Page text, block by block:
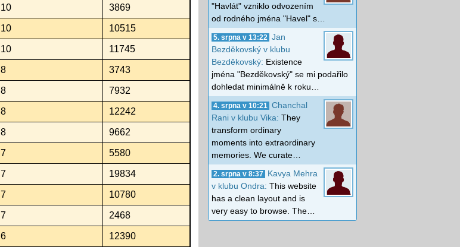
10 3869
10 10515
10 11745
8 3743
8 7932
8 12242
8 9662
7 5580
7 19834
7 10780
7 2468
6 12390
"Havlát" vzniklo odvozením
od rodného jména "Havel" s…
5. srpna v 13:22
Jan
Bezděkovský v klubu
Bezděkovský: Existence
jména "Bezděkovský" se mi podařilo
dohledat minimálně k roku…
4. srpna v 10:21
Chanchal
Rani v klubu Vika: They
transform ordinary
moments into extraordinary
memories. We curate…
2. srpna v 8:37
Kavya Mehra
v klubu Ondra: This website
has a clean layout and is
very easy to browse. The…